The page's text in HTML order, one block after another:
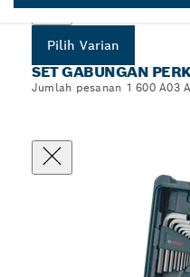
Pilih Varian
SET GABUNGAN
Jumlah pesanan 1 600 A03